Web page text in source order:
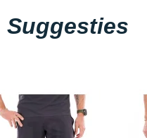
Suggesties